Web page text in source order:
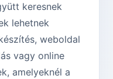
keresnek
lehetnek
weboldal
vagy online
amelyeknél a